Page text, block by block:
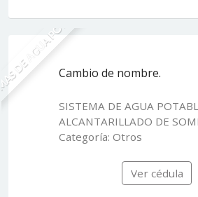
AGUA POTABLECambio de nombre.
SISTEMA DE AGUA
ALCANTARILLADO DE
Categoría: Otros
Ver cédula